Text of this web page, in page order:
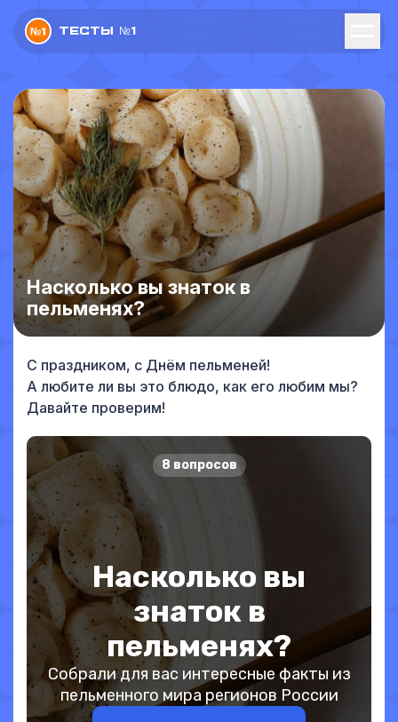
Тесты №1
Насколько вы знаток в
пельменях?
С праздником, с Днём пельменей!
А любите ли вы это блюдо, как его любим мы?
Давайте проверим!